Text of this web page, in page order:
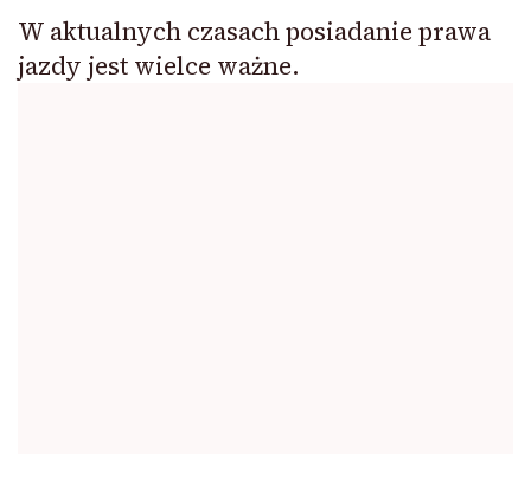
W aktualnych czasach posiadanie prawa
jazdy jest wielce ważne.